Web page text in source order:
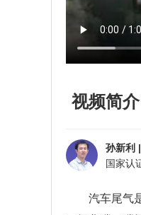
视频简介
孙新利 |
汽车尾气